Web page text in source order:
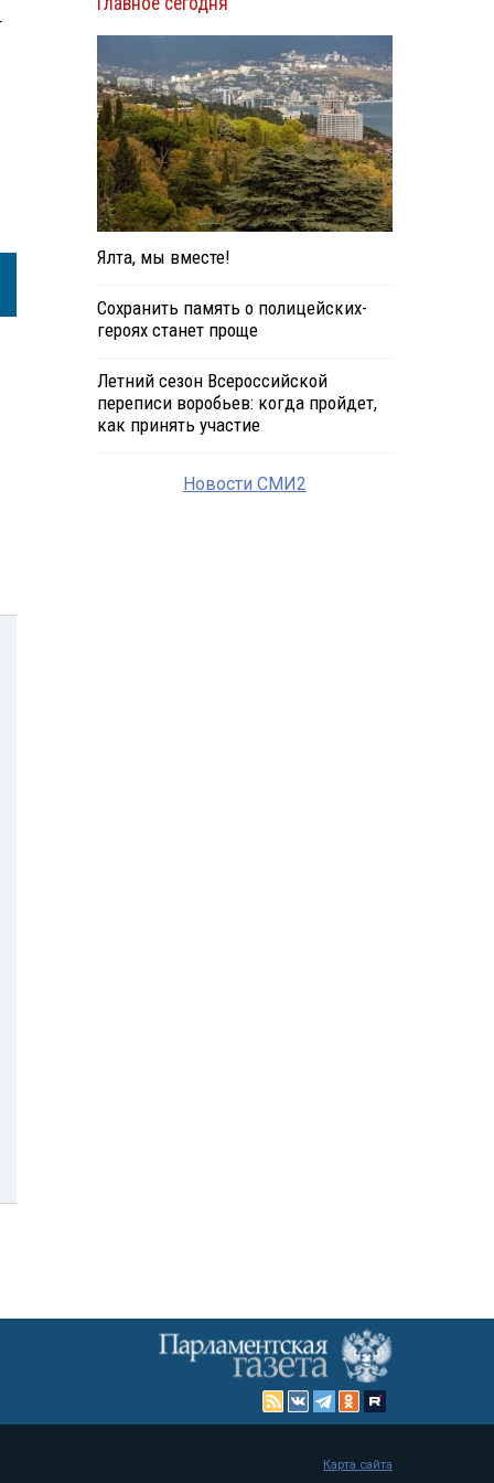
Ялта, мы вместе!
Сохранить память о полицейских-
героях станет проще
Летний сезон Всероссийской
переписи воробьев: когда пройдет,
как принять участие
Новости СМИ2
Карта сайта